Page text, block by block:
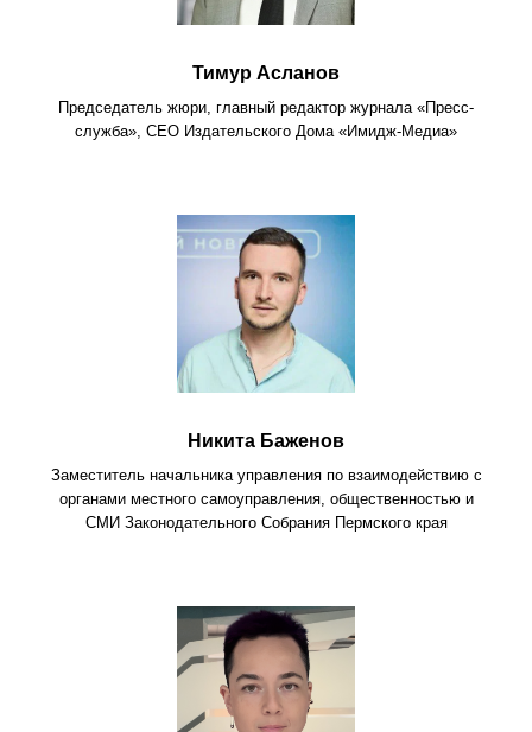
Тимур Асланов
Председатель жюри, главный редактор журнала «Пресс-
служба», СЕО Издательского Дома «Имидж-Медиа»
Никита Баженов
Заместитель начальника управления по взаимодействию с
органами местного самоуправления, общественностью и
СМИ Законодательного Собрания Пермского края